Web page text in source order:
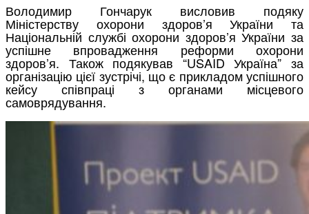
Володимир Гончарук висловив подяку
Міністерству охорони здоров’я України та
Національній службі охорони здоров’я України за
успішне впровадження реформи охорони
здоров’я. Також подякував “USAID Україна” за
організацію цієї зустрічі, що є прикладом успішного
кейсу співпраці з органами місцевого
самоврядування.